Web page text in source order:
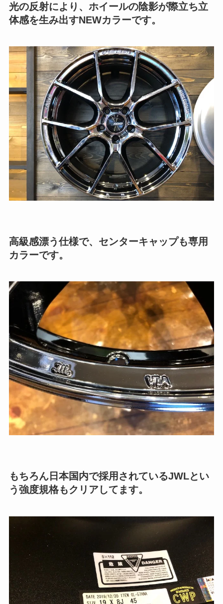
光の反射により、ホイールの陰影が際立ち立
体感を生み出すNEWカラーです。
高級感漂う仕様で、センターキャップも専用
カラーです。
もちろん日本国内で採用されているJWLとい
う強度規格もクリアしてます。